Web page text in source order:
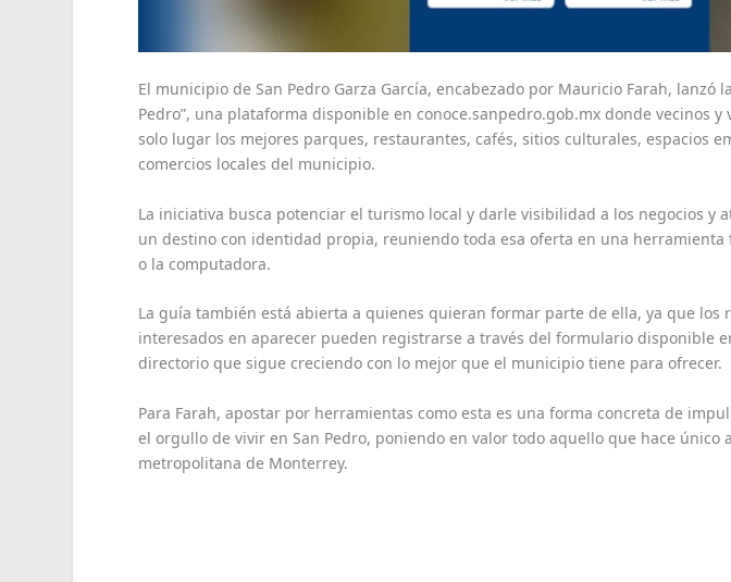
El municipio de San Pedro Garza García, encabezado por Mauricio Farah, lanzó
Pedro”, una plataforma disponible en conoce.sanpedro.gob.mx donde vecinos
solo lugar los mejores parques, restaurantes, cafés, sitios culturales, espacios
comercios locales del municipio.
La iniciativa busca potenciar el turismo local y darle visibilidad a los negocios y
un destino con identidad propia, reuniendo toda esa oferta en una
o la computadora.
La guía también está abierta a quienes quieran formar parte de ella, ya que los
interesados en aparecer pueden registrarse a través del formulario disponible
directorio que sigue creciendo con lo mejor que el municipio tiene para ofrecer.
Para Farah, apostar por herramientas como esta es una forma concreta de
el orgullo de vivir en San Pedro, poniendo en valor todo aquello que hace único
metropolitana de Monterrey.